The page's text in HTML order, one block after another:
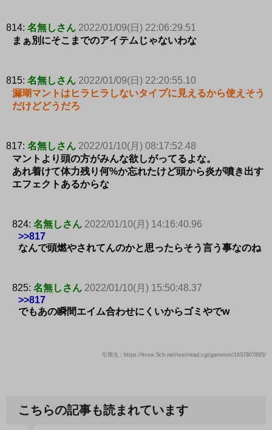
814: 名無しさん 2022/01/09(日) 22:06:29.51
まぁ別にそこまでのアイテムじゃないわな
815: 名無しさん 2022/01/09(日) 22:20:55.10
漏瑚マントはヒラヒラしないタイプに見えるから使えそう
だけどどうだろ
817: 名無しさん 2022/01/10(月) 08:17:52.48
マントより頭の方がみんな欲しがってるよな。
あれ着けて体力残り何%か忘れたけど頭から炎が噴き出す
エフェクトあるからな
824: 名無しさん 2022/01/10(月) 14:16:40.96
>>817
なんで頭燃やされてんのかと思ったらそう言う事なのね
825: 名無しさん 2022/01/10(月) 15:50:48.37
>>817
でもあの瞬間エイム合わせにくいからゴミやでw
引用元：https://krsw.5ch.net/test/read.cgi/gamesm/1637807895/
こちらの記事も読まれています